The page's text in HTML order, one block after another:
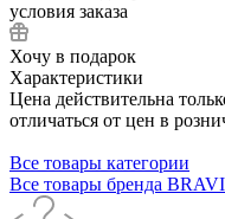
условия заказа
Хочу в подарок
Характеристики
Цена действительна
отличаться от цен в
Все товары категории
Все товары бренда